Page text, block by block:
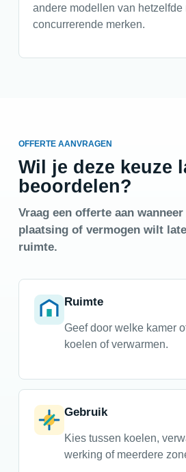
andere modellen van hetzelfde
concurrerende merken.
OFFERTE AANVRAGEN
Wil je deze keuze
beoordelen?
Vraag een offerte aan
plaatsing of vermogen wilt
ruimte.
Ruimte
Geef door welke kamer
koelen of verwarmen.
Gebruik
Kies tussen koelen,
werking of meerdere